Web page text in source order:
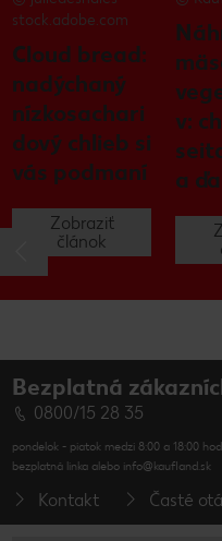
stock.adobe.com
Cloud bread:
nadýchaný
nízkosachari
dový chlieb si
vás podmaní
Zobraziť
článok
v:
a
Bezplatná
0800/15 28 35
pondelok - piatok medzi 8:00 a 18:00
bezplatná linka alebo info@kaufland.sk
Kontakt Časté